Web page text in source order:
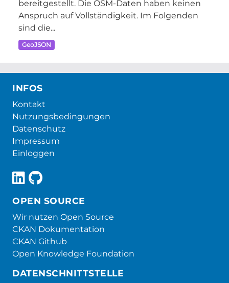
bereitgestellt. Die OSM-Daten haben keinen
Anspruch auf Vollständigkeit. Im Folgenden
sind die...
GeoJSON
INFOS
Kontakt
Nutzungsbedingungen
Datenschutz
Impressum
Einloggen
OPEN SOURCE
Wir nutzen Open Source
CKAN Dokumentation
CKAN Github
Open Knowledge Foundation
DATENSCHNITTSTELLE